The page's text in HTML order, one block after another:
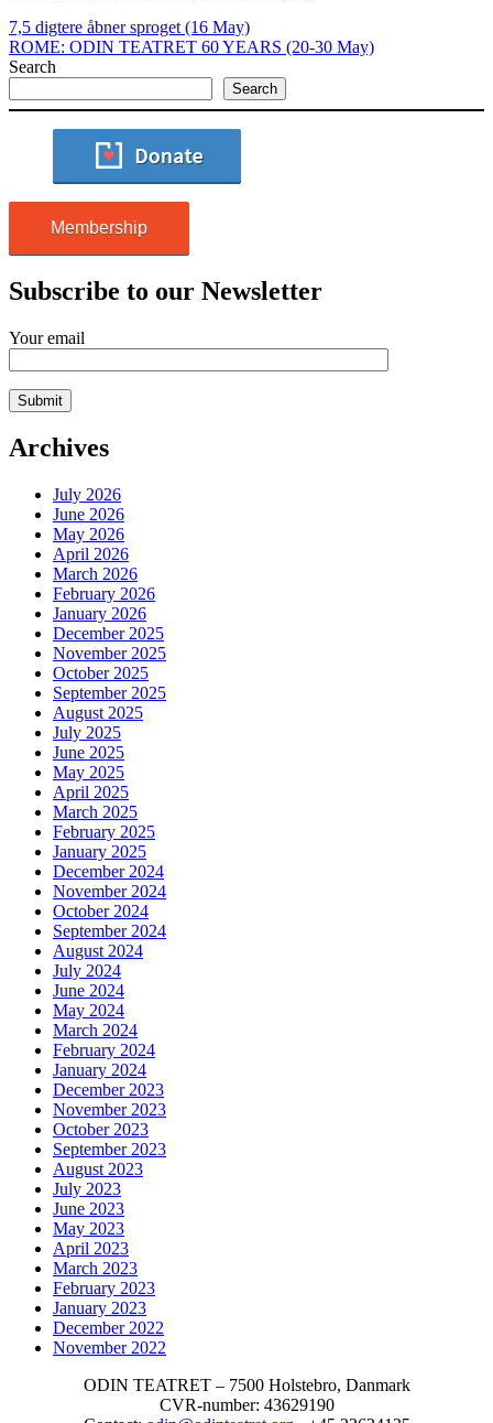
7,5 digtere åbner sproget (16 May)
ROME: ODIN TEATRET 60 YEARS (20-30 May)
Search
Search
Membership
Subscribe to our Newsletter
Your email
Archives
July 2026
June 2026
May 2026
April 2026
March 2026
February 2026
January 2026
December 2025
November 2025
October 2025
September 2025
August 2025
July 2025
June 2025
May 2025
April 2025
March 2025
February 2025
January 2025
December 2024
November 2024
October 2024
September 2024
August 2024
July 2024
June 2024
May 2024
March 2024
February 2024
January 2024
December 2023
November 2023
October 2023
September 2023
August 2023
July 2023
June 2023
May 2023
April 2023
March 2023
February 2023
January 2023
December 2022
November 2022
ODIN TEATRET – 7500 Holstebro, Danmark
CVR-number: 43629190